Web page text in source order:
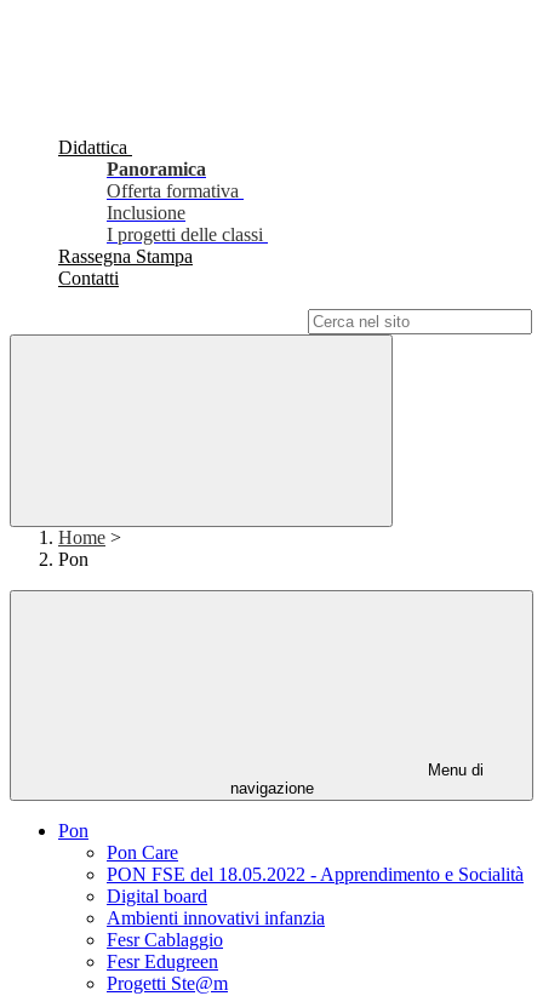
Didattica
Panoramica
Offerta formativa
Inclusione
I progetti delle classi
Rassegna Stampa
Contatti
Home >
Pon
Menu di
navigazione
Pon
Pon Care
PON FSE del 18.05.2022 - Apprendimento e Socialità
Digital board
Ambienti innovativi infanzia
Fesr Cablaggio
Fesr Edugreen
Progetti Ste@m